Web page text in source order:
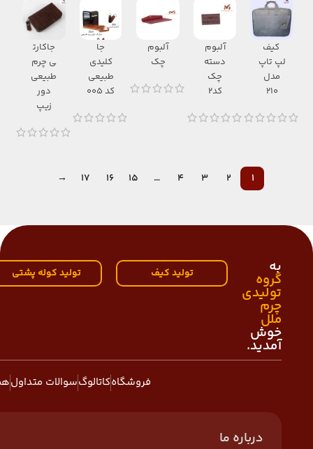
کیف
لپ تاپ
مدل
210
آلبوم
دسته
چک
کد2
آلبوم
چک
جا
کلیدی
طبیعی
کد 005
جاکارت
ی چرم
طبیعی
دور
زیپ
1
2
3
4
…
15
16
17
→
به
گروه
تولیدی
چرم
ملل
خوش
آمدید.
تولید کیف تولید کوله پشتی
فروشگاهکاتالوگسوالات متداول
درباره ما